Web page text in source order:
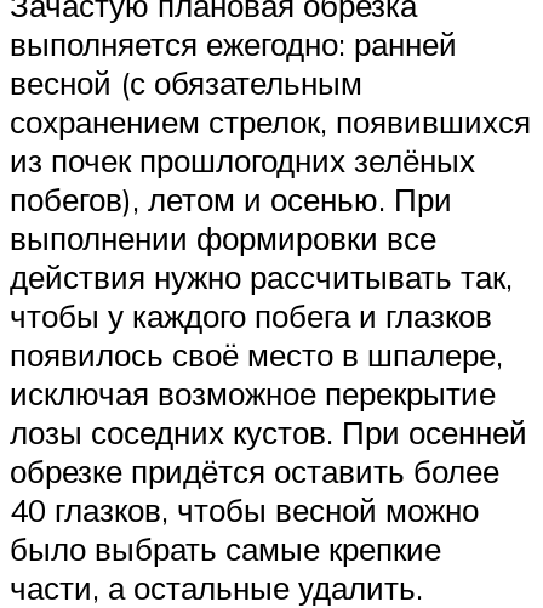
выполняется ежегодно: ранней
весной (с обязательным
сохранением стрелок, появившихся
из почек прошлогодних зелёных
побегов), летом и осенью. При
выполнении формировки все
действия нужно рассчитывать так,
чтобы у каждого побега и глазков
появилось своё место в шпалере,
исключая возможное перекрытие
лозы соседних кустов. При осенней
обрезке придётся оставить более
40 глазков, чтобы весной можно
было выбрать самые крепкие
части, а остальные удалить.